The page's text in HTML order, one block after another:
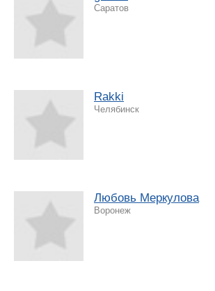
Саратов
Rakki
Челябинск
Любовь Меркулова
Воронеж